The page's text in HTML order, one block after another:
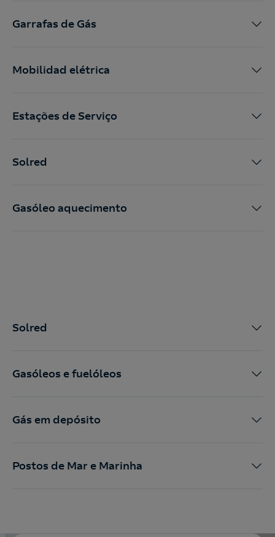
Garrafas de Gás
Mobilidad elétrica
Estações de Serviço
Solred
Gasóleo aquecimento
Solred
Gasóleos e fuelóleos
Gás em depósito
Postos de Mar e Marinha